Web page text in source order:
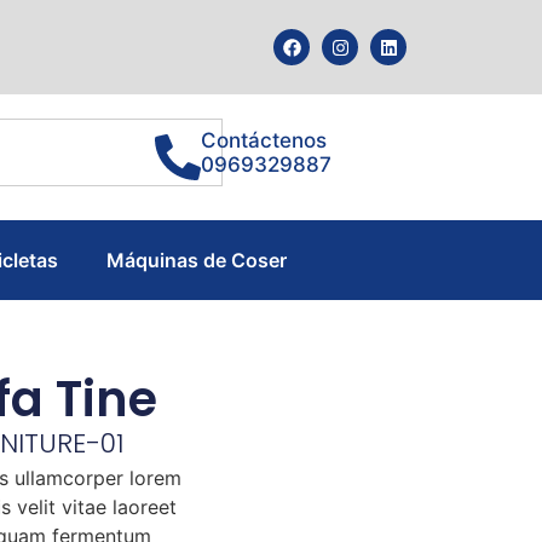
Contáctenos
0969329887
Máquinas de Coser
Tine
01
ullamcorper lorem
velit vitae laoreet
fermentum